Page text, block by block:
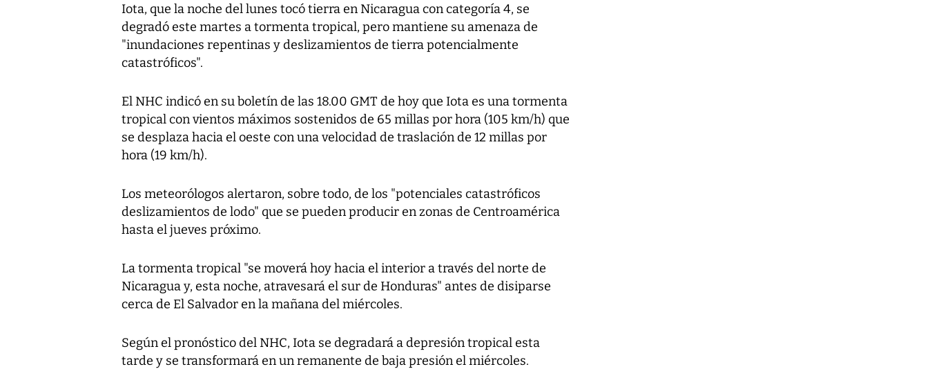
Iota, que la noche del lunes tocó tierra en Nicaragua con categoría 4, se
degradó este martes a tormenta tropical, pero mantiene su amenaza de
"inundaciones repentinas y deslizamientos de tierra potencialmente
catastróficos".
El NHC indicó en su boletín de las 18.00 GMT de hoy que Iota es una tormenta
tropical con vientos máximos sostenidos de 65 millas por hora (105 km/h) que
se desplaza hacia el oeste con una velocidad de traslación de 12 millas por
hora (19 km/h).
Los meteorólogos alertaron, sobre todo, de los "potenciales catastróficos
deslizamientos de lodo" que se pueden producir en zonas de Centroamérica
hasta el jueves próximo.
La tormenta tropical "se moverá hoy hacia el interior a través del norte de
Nicaragua y, esta noche, atravesará el sur de Honduras" antes de disiparse
cerca de El Salvador en la mañana del miércoles.
Según el pronóstico del NHC, Iota se degradará a depresión tropical esta
tarde y se transformará en un remanente de baja presión el miércoles.